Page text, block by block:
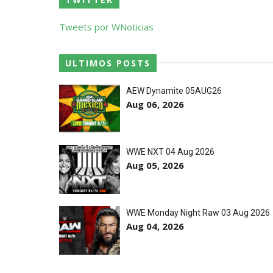
GUERRA EXTREMA NO GRAND
Unknown-Aug 06 2026
NOVOS CAMPEÕES DE TRIOS NA
Unknown-Aug 06 2026
REVIRAVOLTA SURPREENDENTE NO
Hikaru Shida
Unknown-Aug 06 2026
TRIUNFO LENDÁRIO EM CIDADE DO
Unknown-Aug 06 2026
Tweets por WNoticias
ULTIMOS POSTS
AEW Dynamite 05AUG26
Aug 06, 2026
WWE NXT 04 Aug 2026
Aug 05, 2026
WWE Monday Night Raw 03 Aug 2026
Aug 04, 2026